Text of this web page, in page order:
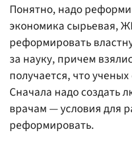
Понятно, надо
экономика сырьевая,
реформировать
за науку, причем
получается, что
Сначала надо создать
врачам — условия для
реформировать.